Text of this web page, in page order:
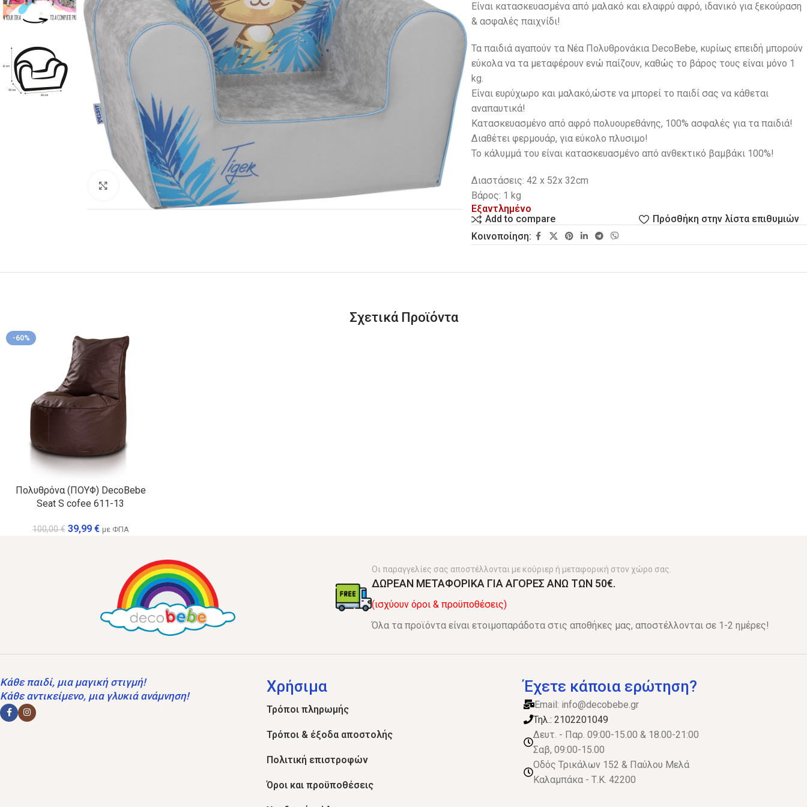
Κλικ για μεγέθυνση
Είναι κατασκευασμένα από μαλακό και ελαφρύ αφρό, ιδανικό για ξεκούραση
& ασφαλές παιχνίδι!
Τα παιδιά αγαπούν τα Νέα Πολυθρονάκια DecoBebe, κυρίως επειδή μπορούν
εύκολα να τα μεταφέρουν ενώ παίζουν, καθώς το βάρος τους είναι μόνο 1
kg.
Eίναι ευρύχωρο και μαλακό,ώστε να μπορεί το παιδί σας να κάθεται
αναπαυτικά!
Κατασκευασμένο από αφρό πολυουρεθάνης, 100% ασφαλές για τα παιδιά!
Διαθέτει φερμουάρ, για εύκολο πλυσιμο!
Το κάλυμμά του είναι κατασκευασμένο από ανθεκτικό βαμβάκι 100%!
Διαστάσεις: 42 x 52x 32cm
Βάρος: 1 kg
Εξαντλημένο
Add to compare
Πρόσθήκη στην λίστα επιθυμιών
Κοινοποίηση:
Σχετικά Προϊόντα
-60%
Πολυθρόνα (ΠΟΥΦ) DecoBebe
Seat S cofee 611-13
100,00€ 39,99 € με ΦΠΑ
Οι παραγγελίες σας αποστέλλονται με κούριερ ή μεταφορική στον χώρο σας.
ΔΩΡΕΑΝ ΜΕΤΑΦΟΡΙΚΑ ΓΙΑ ΑΓΟΡΕΣ ΑΝΩ ΤΩΝ 50€.
(ισχύουν όροι & προϋποθέσεις)
Όλα τα προϊόντα είναι ετοιμοπαράδοτα στις αποθήκες μας, αποστέλλονται σε 1-2 ημέρες!
Κάθε παιδί, μια μαγική στιγμή!
Κάθε αντικείμενο, μια γλυκιά ανάμνηση!
Χρήσιμα
Τρόποι πληρωμής
Τρόποι & έξοδα αποστολής
Πολιτική επιστροφών
Όροι και προϋποθέσεις
Έχετε κάποια ερώτηση?
Email: info@decobebe.gr
Τηλ.: 2102201049
Δευτ. - Παρ. 09:00-15.00 & 18.00-21:00
Σαβ, 09:00-15.00
Οδός Τρικάλων 152 & Παύλου Μελά
Καλαμπάκα - Τ.Κ. 42200